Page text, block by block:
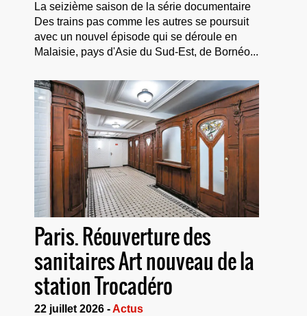
La seizième saison de la série documentaire
Des trains pas comme les autres se poursuit
avec un nouvel épisode qui se déroule en
Malaisie, pays d'Asie du Sud-Est, de Bornéo...
Paris. Réouverture des
sanitaires Art nouveau de la
station Trocadéro
22 juillet 2026 -Actus